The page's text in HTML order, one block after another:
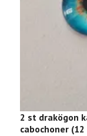
2 st drakögon
cabochoner